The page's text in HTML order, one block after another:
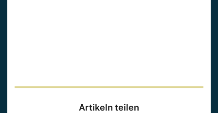
Artikeln teilen